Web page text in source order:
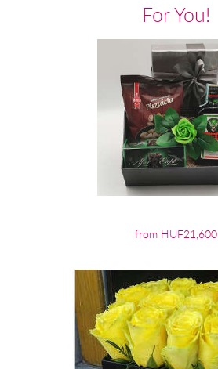
For You!
from HUF21,600